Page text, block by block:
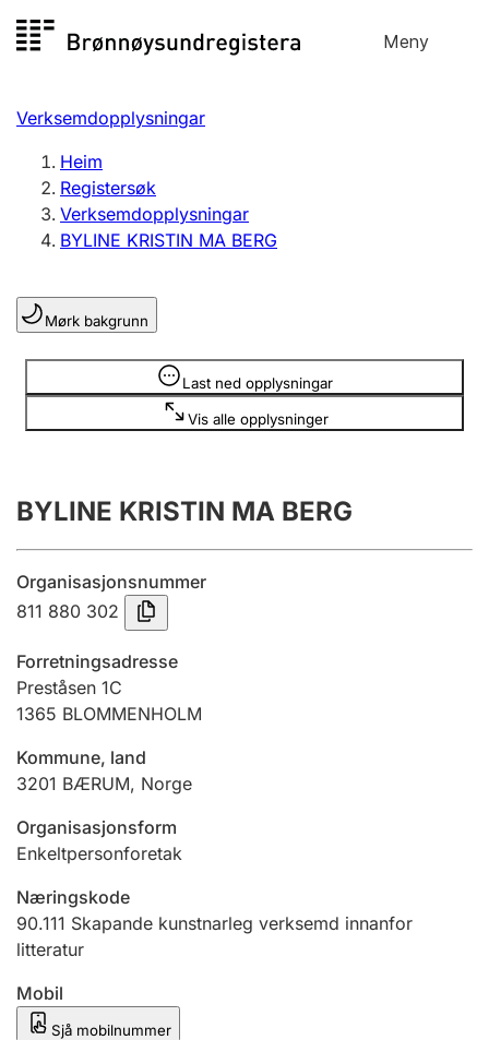
til
Meny
Registersøk
Aksjeselskap
Enkeltpersonføretak
Registrere, endre, slette
Lag og foreining
Registrere, endre, slette
Innsending og forseinkingsgebyr
Tinglysing
Jeger
Ektepaktrettleiaren
Andre tema
Verksemdopplysningar
Heim
Registersøk
Verksemdopplysningar
BYLINE KRISTIN MA BERG
Mørk bakgrunn
Last ned opplysningar
Vis alle opplysninger
Opplysninger er skjult
BYLINE KRISTIN MA BERG
Organisasjonsnummer
811 880 302
Forretningsadresse
Preståsen 1C
1365 BLOMMENHOLM
Kommune, land
3201 BÆRUM, Norge
Organisasjonsform
Enkeltpersonforetak
Næringskode
90.111 Skapande kunstnarleg verksemd innanfor
litteratur
Mobil
Sjå mobilnummer